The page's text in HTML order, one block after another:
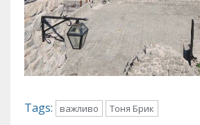
Tags: важливо Тоня Брик